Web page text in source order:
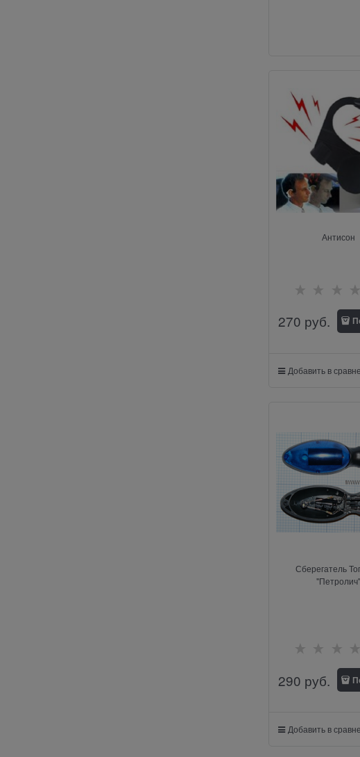
Антисон
270 руб.
Добавить в
Сберегатель
"Петролич"
290 руб.
Добавить в